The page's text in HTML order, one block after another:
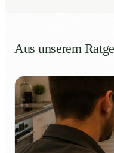
Aus unserem